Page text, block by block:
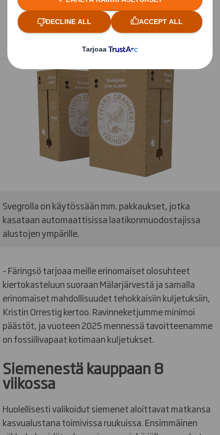
Svegrolla on käytössään mm. pakkaukset, jotka
kasataan automaattisissa laatikonmuodostajissa
alustojen ympärille.
– Färingsö tarjoaa meille erinomaiset olosuhteet
kiertokasteluun suoraan Mälarjärvestä ja samalla
erinomaiset mahdollisuudet tehokkaisiin kuljetuksiin,
Kristin Orrestig kertoo. Ravinneketjumme minimoi
päästöt, ja vuoteen 2025 mennessä tavoitteenamme
on fossiilivapaat kotimaan kuljetukset.
Siemenestä kauppaan 8
viikossa
Huolellisesti valikoidut siemenet aloittavat matkansa
kasvualustana toimivissa ruukuissa. Ensimmäinen